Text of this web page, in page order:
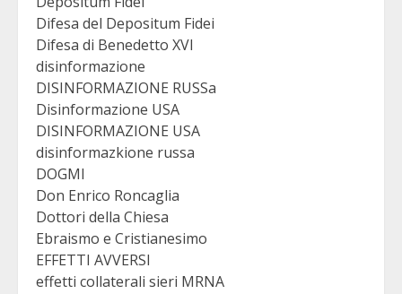
Difesa del Depositum Fidei
Difesa di Benedetto XVI
disinformazione
DISINFORMAZIONE RUSSa
Disinformazione USA
DISINFORMAZIONE USA
disinformazkione russa
DOGMI
Don Enrico Roncaglia
Dottori della Chiesa
Ebraismo e Cristianesimo
EFFETTI AVVERSI
effetti collaterali sieri MRNA